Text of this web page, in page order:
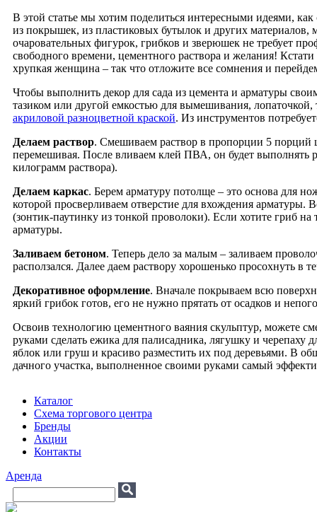
В этой статье мы хотим поделиться интересными идеями,
из покрышек, из пластиковых бутылок и других материалов,
очаровательных фигурок, грибков и зверюшек не требует
свободного времени, цементного раствора и желания!
хрупкая женщина – так что отложите все сомнения и
Чтобы выполнить декор для сада из цемента и арматуры
тазиком или другой емкостью для вымешивания,
акриловой разноцветной краской. Из инструментов
Делаем раствор. Смешиваем раствор в пропорции 5 порций
перемешивая. После вливаем клей ПВА, он будет выполнять
килограмм раствора).
Делаем каркас. Берем арматуру потолще – это основа для
которой просверливаем отверстие для вхождения
(зонтик-паутинку из тонкой проволоки). Если хотите гриб
арматуры.
Заливаем бетоном. Теперь дело за малым – заливаем
расползался. Далее даем раствору хорошенько просохнуть в
Декоративное оформление. Вначале покрываем всю
яркий грибок готов, его не нужно прятать от осадков и
Освоив технологию цементного ваяния скульптур, можете
руками сделать ежика для палисадника, лягушку и черепаху
яблок или груш и красиво разместить их под деревьями. В
дачного участка, выполненное своими руками самый
Каталог
Схема торгового центра
Бренды
Акции
Контакты
Аренда
Форма поиска
Поиск